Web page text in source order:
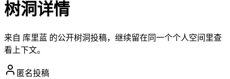
树洞详情
来自 库里蓝 的公开树洞投稿，继续留在同一个个人空间里查
看上下文。
匿名投稿